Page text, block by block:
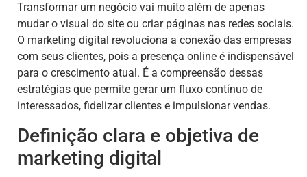
Transformar um negócio vai muito além de apenas
mudar o visual do site ou criar páginas nas redes sociais.
O marketing digital revoluciona a conexão das empresas
com seus clientes, pois a presença online é indispensável
para o crescimento atual. É a compreensão dessas
estratégias que permite gerar um fluxo contínuo de
interessados, fidelizar clientes e impulsionar vendas.
Definição clara e objetiva de
marketing digital